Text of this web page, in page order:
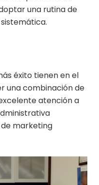
una rutina de
éxito tienen en el
una combinación de
atención a
marketing